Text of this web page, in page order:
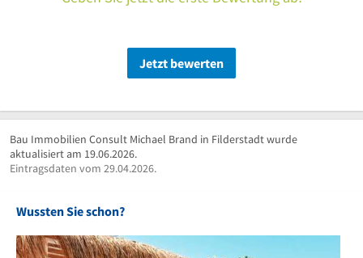
Jetzt bewerten
Bau Immobilien Consult Michael Brand in Filderstadt wurde
aktualisiert am 19.06.2026.
Eintragsdaten vom 29.04.2026.
Wussten Sie schon?